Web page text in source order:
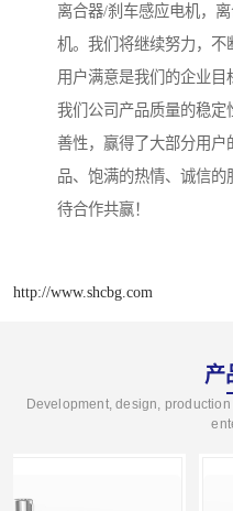
离合器/刹车感应电机，
机。我们将继续努力，不
用户满意是我们的企业目
我们公司产品质量的稳
善性，赢得了大部分用
品、饱满的热情、诚信
待合作共赢！
http://www.shcbg.com
产
Development, design,